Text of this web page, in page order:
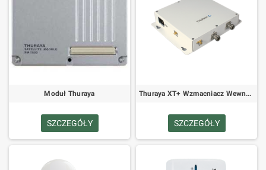
Moduł Thuraya
SZCZEGÓŁY
Thuraya XT+ Wzmacniacz Wewnętrzny Wielokanałowy
SZCZEGÓŁY